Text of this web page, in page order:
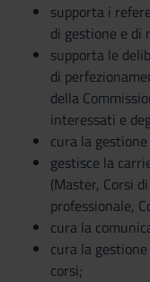
supporta i
di gestione e di
supporta le
di
della
interessati e
cura la
gestisce la
(Master, Corsi
professionale,
cura la
cura la
corsi;